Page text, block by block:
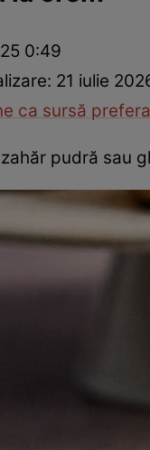
Rețete cu legume
0:49
21 iulie
ca sursă
pudră sau